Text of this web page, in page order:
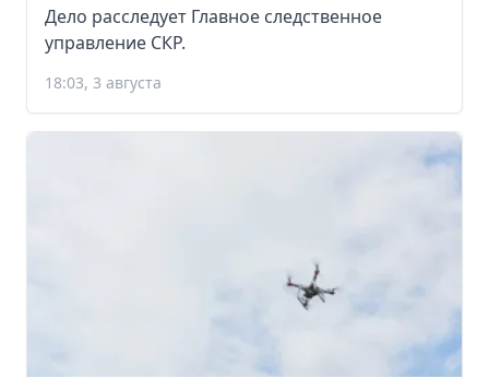
Дело расследует Главное следственное
управление СКР.
18:03, 3 августа